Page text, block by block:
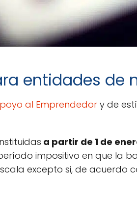
entidades de
al Emprendedor y de
a partir de 1 de
impositivo en que la
excepto si, de acuerdo